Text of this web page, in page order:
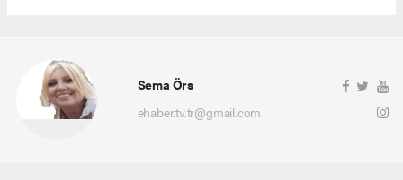
Sema Örs
ehaber.tv.tr@gmail.com